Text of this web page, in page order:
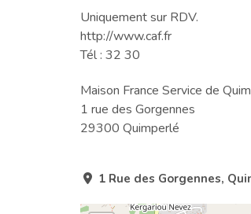
Uniquement sur RDV.
http://www.caf.fr
Tél : 32 30
Maison France Service de
1 rue des Gorgennes
29300 Quimperlé
1 Rue des Gorgennes,